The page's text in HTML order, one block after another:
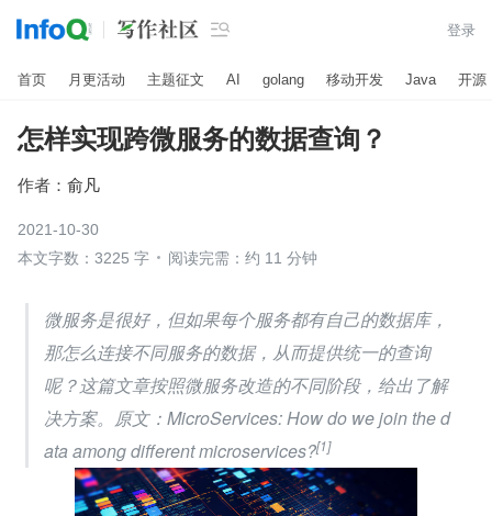
 登录
首页 月更活动 主题征文 AI golang 移动开发 Java 开源
怎样实现跨微服务的数据查询？
作者： 俞凡
2021-10-30
本文字数：3225 字
阅读完需：约 11 分钟
微服务是很好，但如果每个服务都有自己的数据库，
那怎么连接不同服务的数据，从而提供统一的查询
呢？这篇文章按照微服务改造的不同阶段，给出了解
决方案。原文：MicroServices: How do we join the d
ata among different microservices?[1]